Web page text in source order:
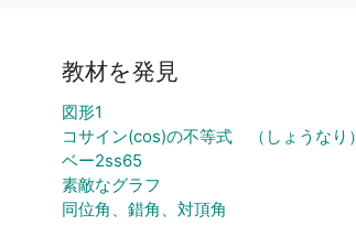
教材を発見
図形1
コサイン(cos)の不等式 （しょうなり）
ベー2ss65
素敵なグラフ
同位角、錯角、対頂角